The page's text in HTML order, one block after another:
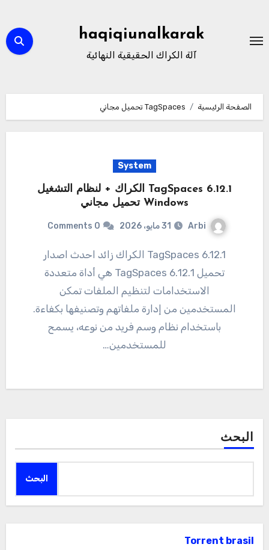
المحتوى
haqiqiunalkarak
آلة الكراك الحقيقية النهائية
الصفحة الرئيسية TagSpaces تحميل مجاني
System
TagSpaces 6.12.1 الكراك + لنظام التشغيل
Windows تحميل مجاني
Arbi 31 مايو، 2026 0 Comments
6.12.1 TagSpaces الكراك زائد احدث اصدار
تحميل 6.12.1 TagSpaces هي أداة متعددة
الاستخدامات لتنظيم الملفات تمكن
المستخدمين من إدارة ملفاتهم وتصنيفها بكفاءة.
باستخدام نظام وسم فريد من نوعه، يسمح
للمستخدمين…
البحث
البحث
Torrent brasil